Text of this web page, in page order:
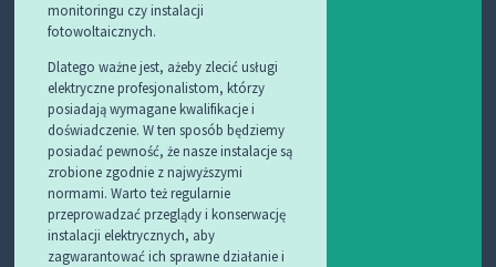
monitoringu czy instalacji
fotowoltaicznych.
Dlatego ważne jest, ażeby zlecić usługi
elektryczne profesjonalistom, którzy
posiadają wymagane kwalifikacje i
doświadczenie. W ten sposób będziemy
posiadać pewność, że nasze instalacje są
zrobione zgodnie z najwyższymi
normami. Warto też regularnie
przeprowadzać przeglądy i konserwację
instalacji elektrycznych, aby
zagwarantować ich sprawne działanie i